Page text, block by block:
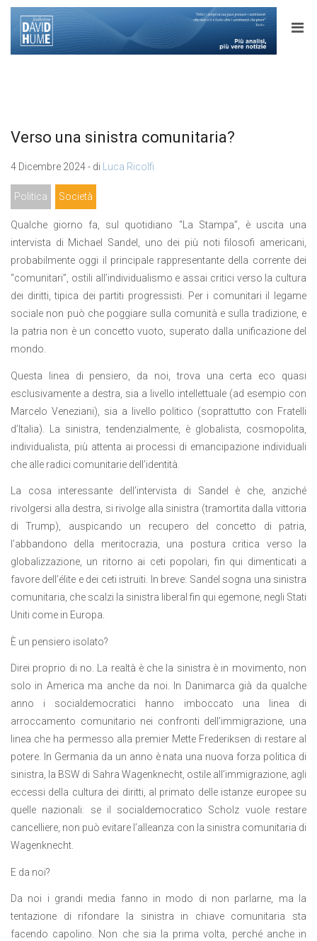
Verso una sinistra comunitaria?
4 Dicembre 2024 - di Luca Ricolfi
Politica Società
Qualche giorno fa, sul quotidiano “La Stampa”, è uscita una
intervista di Michael Sandel, uno dei più noti filosofi americani,
probabilmente oggi il principale rappresentante della corrente dei
“comunitari”, ostili all’individualismo e assai critici verso la cultura
dei diritti, tipica dei partiti progressisti. Per i comunitari il legame
sociale non può che poggiare sulla comunità e sulla tradizione, e
la patria non è un concetto vuoto, superato dalla unificazione del
mondo.
Questa linea di pensiero, da noi, trova una certa eco quasi
esclusivamente a destra, sia a livello intellettuale (ad esempio con
Marcelo Veneziani), sia a livello politico (soprattutto con Fratelli
d’Italia). La sinistra, tendenzialmente, è globalista, cosmopolita,
individualista, più attenta ai processi di emancipazione individuali
che alle radici comunitarie dell’identità.
La cosa interessante dell’intervista di Sandel è che, anziché
rivolgersi alla destra, si rivolge alla sinistra (tramortita dalla vittoria
di Trump), auspicando un recupero del concetto di patria,
l’abbandono della meritocrazia, una postura critica verso la
globalizzazione, un ritorno ai ceti popolari, fin qui dimenticati a
favore dell’élite e dei ceti istruiti. In breve: Sandel sogna una sinistra
comunitaria, che scalzi la sinistra liberal fin qui egemone, negli Stati
Uniti come in Europa.
È un pensiero isolato?
Direi proprio di no. La realtà è che la sinistra è in movimento, non
solo in America ma anche da noi. In Danimarca già da qualche
anno i socialdemocratici hanno imboccato una linea di
arroccamento comunitario nei confronti dell’immigrazione, una
linea che ha permesso alla premier Mette Frederiksen di restare al
potere. In Germania da un anno è nata una nuova forza politica di
sinistra, la BSW di Sahra Wagenknecht, ostile all’immigrazione, agli
eccessi della cultura dei diritti, al primato delle istanze europee su
quelle nazionali: se il socialdemocratico Scholz vuole restare
cancelliere, non può evitare l’alleanza con la sinistra comunitaria di
Wagenknecht.
E da noi?
Da noi i grandi media fanno in modo di non parlarne, ma la
tentazione di rifondare la sinistra in chiave comunitaria sta
facendo capolino. Non che sia la prima volta, perché anche in